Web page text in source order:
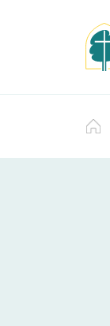
k
i
p
t
c
o